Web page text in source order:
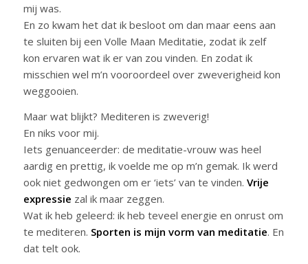
mij was.
En zo kwam het dat ik besloot om dan maar eens aan
te sluiten bij een Volle Maan Meditatie, zodat ik zelf
kon ervaren wat ik er van zou vinden. En zodat ik
misschien wel m’n vooroordeel over zweverigheid kon
weggooien.
Maar wat blijkt? Mediteren is zweverig!
En niks voor mij.
Iets genuanceerder: de meditatie-vrouw was heel
aardig en prettig, ik voelde me op m’n gemak. Ik werd
ook niet gedwongen om er ‘iets’ van te vinden. Vrije
expressie zal ik maar zeggen.
Wat ik heb geleerd: ik heb teveel energie en onrust om
te mediteren. Sporten is mijn vorm van meditatie. En
dat telt ook.